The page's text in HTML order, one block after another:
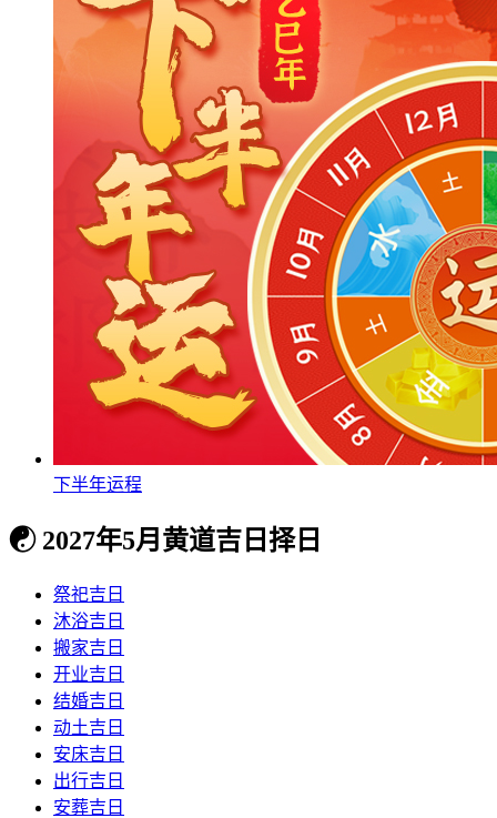
下半年运程
☯2027年5月黄道吉日择日
祭祀吉日
沐浴吉日
搬家吉日
开业吉日
结婚吉日
动土吉日
安床吉日
出行吉日
安葬吉日